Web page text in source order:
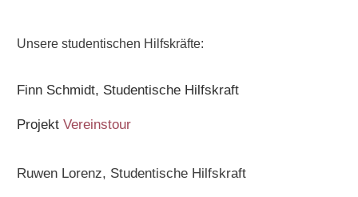
Unsere studentischen Hilfskräfte:
Finn Schmidt, Studentische Hilfskraft
Projekt Vereinstour
Ruwen Lorenz, Studentische Hilfskraft